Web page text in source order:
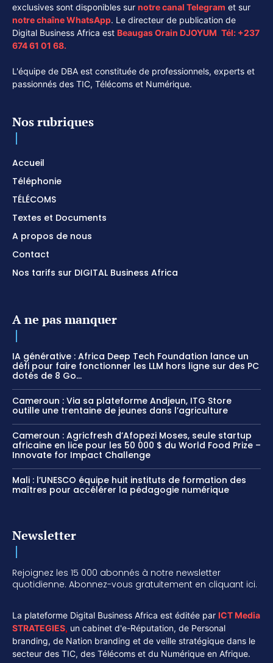
exclusives sont disponibles sur notre canal Telegram et sur
notre chaîneWhatsApp. Le directeur de publication de
Digital Business Africa est Beaugas Orain DJOYUM. Tél: +237
674 61 01 68.
L'équipe de DBA est constituée de professionnels, experts et
passionnés des TIC, Télécoms et Numérique.
Nos rubriques
Accueil
Téléphonie
TÉLÉCOMS
Textes et Documents
A propos de nous
Contact
Nos tarifs sur DIGITAL Business Africa
A ne pas manquer
IA générative : Africa Deep Tech Foundation lance un
défi pour faire fonctionner les LLM hors ligne sur des PC
dotés de 8 Go...
Cameroun : Via sa plateforme Andjeun, ITG Store
outille une trentaine de jeunes dans l’agriculture
Cameroun : Agricfresh d’Afopezi Moses, seule startup
africaine en lice pour les 50 000 $ du World Food Prize –
Innovate for Impact Challenge
Mali : l’UNESCO équipe huit instituts de formation des
maîtres pour accélérer la pédagogie numérique
Newsletter
Rejoignez les 15 000 abonnés à notre newsletter
quotidienne. Abonnez-vous gratuitement en cliquant ici.
La plateforme Digital Business Africa est éditée par ICT Media
STRATEGIES, un cabinet d'e-Réputation, de Personal
branding, de Nation branding et de veille stratégique dans le
secteur des TIC, des Télécoms et du Numérique en Afrique.